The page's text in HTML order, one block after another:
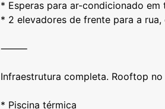
* Esperas para ar-condicionado
* 2 elevadores de frente para a
⸻
Infraestrutura completa. Rooftop no
* Piscina térmica